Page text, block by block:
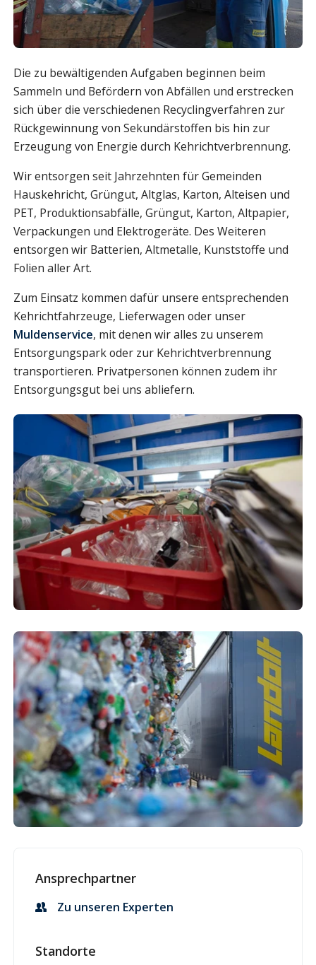
Die zu bewältigenden Aufgaben beginnen beim
Sammeln und Befördern von Abfällen und erstrecken
sich über die verschiedenen Recyclingverfahren zur
Rückgewinnung von Sekundärstoffen bis hin zur
Erzeugung von Energie durch Kehrichtverbrennung.
Wir entsorgen seit Jahrzehnten für Gemeinden
Hauskehricht, Grüngut, Altglas, Karton, Alteisen und
PET, Produktionsabfälle, Grüngut, Karton, Altpapier,
Verpackungen und Elektrogeräte. Des Weiteren
entsorgen wir Batterien, Altmetalle, Kunststoffe und
Folien aller Art.
Zum Einsatz kommen dafür unsere entsprechenden
Kehrichtfahrzeuge, Lieferwagen oder unser
Muldenservice, mit denen wir alles zu unserem
Entsorgungspark oder zur Kehrichtverbrennung
transportieren. Privatpersonen können zudem ihr
Entsorgungsgut bei uns abliefern.
Ansprechpartner
Zu unseren Experten
Standorte